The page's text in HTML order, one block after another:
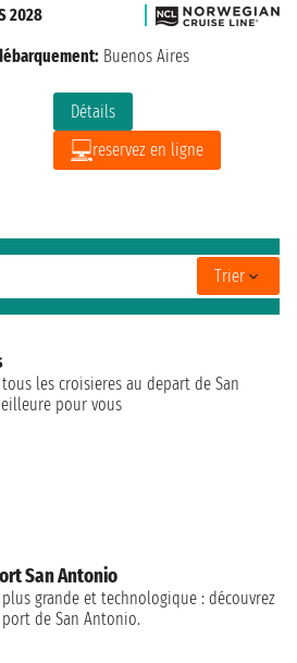
Détails
reservez en ligne
2028
Buenos Aires
Trier
les croisieres au depart de San
pour vous
San Antonio
grande et technologique : découvrez
de San Antonio.